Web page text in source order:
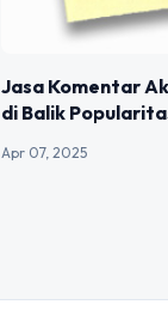
Jasa Komentar
di Balik
Apr 07, 2025